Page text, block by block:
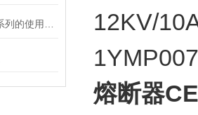
12KV/
熔断器